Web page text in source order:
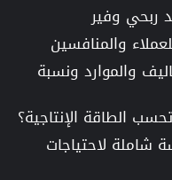
ربحي وفير
والمنافسين
والموارد ونسبة
الطاقة الإنتاجية؟
لاحتياجات